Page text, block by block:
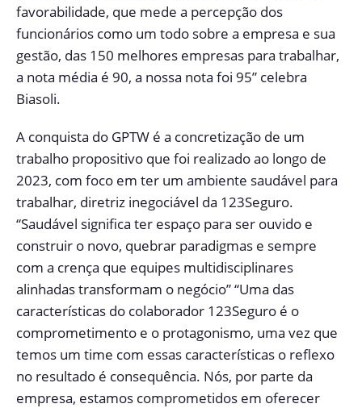
favorabilidade, que mede a percepção dos
funcionários como um todo sobre a empresa e sua
gestão, das 150 melhores empresas para trabalhar,
a nota média é 90, a nossa nota foi 95” celebra
Biasoli.
A conquista do GPTW é a concretização de um
trabalho propositivo que foi realizado ao longo de
2023, com foco em ter um ambiente saudável para
trabalhar, diretriz inegociável da 123Seguro.
“Saudável significa ter espaço para ser ouvido e
construir o novo, quebrar paradigmas e sempre
com a crença que equipes multidisciplinares
alinhadas transformam o negócio” “Uma das
características do colaborador 123Seguro é o
comprometimento e o protagonismo, uma vez que
temos um time com essas características o reflexo
no resultado é consequência. Nós, por parte da
empresa, estamos comprometidos em oferecer